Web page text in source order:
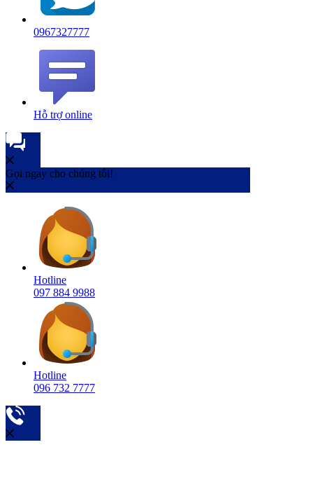
0967327777
Hỗ trợ online
Gọi ngay cho chúng tôi!
Hotline
097 884 9988
Hotline
096 732 7777